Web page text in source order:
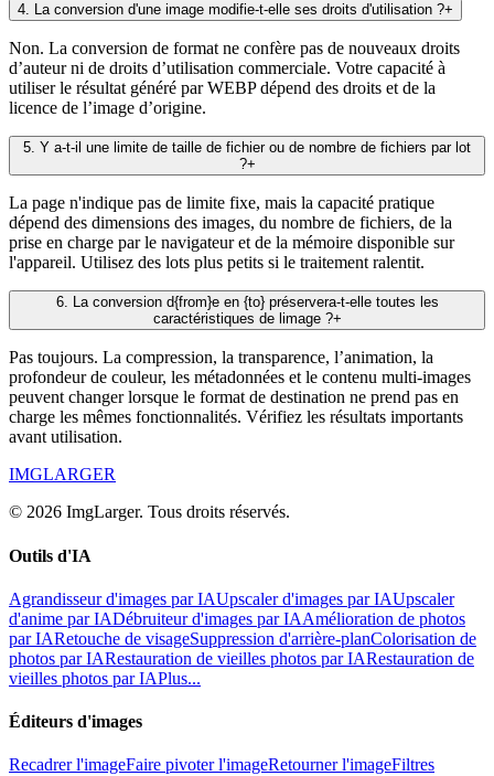
4. La conversion d'une image modifie-t-elle ses droits d'utilisation ?+
Non. La conversion de format ne confère pas de nouveaux droits
d’auteur ni de droits d’utilisation commerciale. Votre capacité à
utiliser le résultat généré par WEBP dépend des droits et de la
licence de l’image d’origine.
5. Y a-t-il une limite de taille de fichier ou de nombre de fichiers par lot
?+
La page n'indique pas de limite fixe, mais la capacité pratique
dépend des dimensions des images, du nombre de fichiers, de la
prise en charge par le navigateur et de la mémoire disponible sur
l'appareil. Utilisez des lots plus petits si le traitement ralentit.
6. La conversion d{from}e en {to} préservera-t-elle toutes les
caractéristiques de limage ?+
Pas toujours. La compression, la transparence, l’animation, la
profondeur de couleur, les métadonnées et le contenu multi-images
peuvent changer lorsque le format de destination ne prend pas en
charge les mêmes fonctionnalités. Vérifiez les résultats importants
avant utilisation.
IMGLARGER
© 2026 ImgLarger. Tous droits réservés.
Outils d'IA
Agrandisseur d'images par IAUpscaler d'images par IAUpscaler
d'anime par IADébruiteur d'images par IAAmélioration de photos
par IARetouche de visageSuppression d'arrière-planColorisation de
photos par IARestauration de vieilles photos par IARestauration de
vieilles photos par IAPlus...
Éditeurs d'images
Recadrer l'imageFaire pivoter l'imageRetourner l'imageFiltres